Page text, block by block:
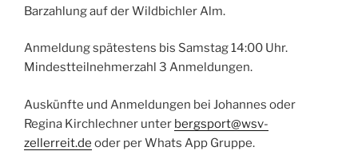
Barzahlung auf der Wildbichler Alm.
Anmeldung spätestens bis Samstag 14:00 Uhr.
Mindestteilnehmerzahl 3 Anmeldungen.
Auskünfte und Anmeldungen bei Johannes oder
Regina Kirchlechner unter bergsport@wsv-
zellerreit.de oder per Whats App Gruppe.